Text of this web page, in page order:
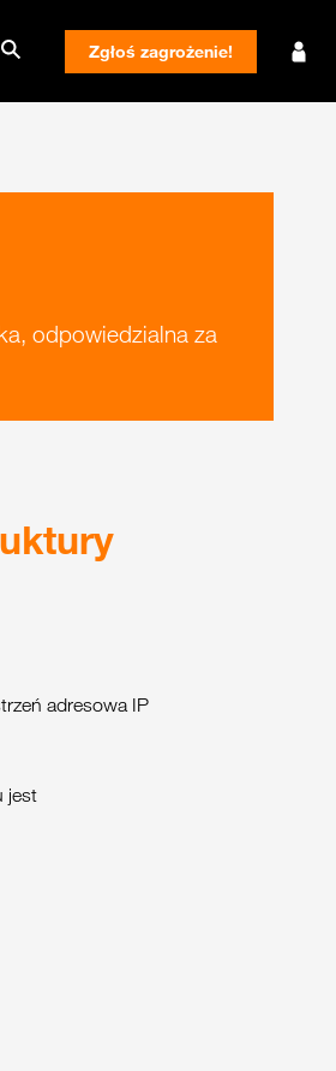
Zgłoś zagrożenie!
odpowiedzialna za
adresowa IP
jest